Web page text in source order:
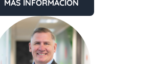
MÁS INFORMACIÓN